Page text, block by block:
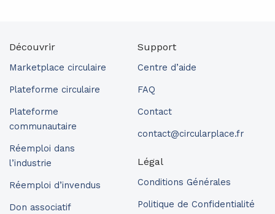
Découvrir
Marketplace circulaire
Plateforme circulaire
Plateforme
communautaire
Réemploi dans
l’industrie
Réemploi d’invendus
Don associatif
Support
Centre d’aide
FAQ
Contact
contact@circularplace.fr
Légal
Conditions Générales
Politique de Confidentialité